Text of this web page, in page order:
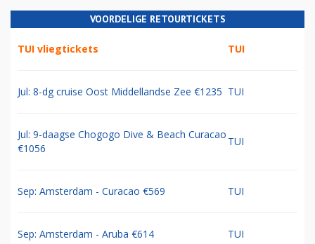
VOORDELIGE RETOURTICKETS
TUI vliegtickets TUI
Jul: 8-dg cruise Oost Middellandse Zee €1235 TUI
Jul: 9-daagse Chogogo Dive & Beach Curacao
€1056
TUI
Sep: Amsterdam - Curacao €569 TUI
Sep: Amsterdam - Aruba €614 TUI